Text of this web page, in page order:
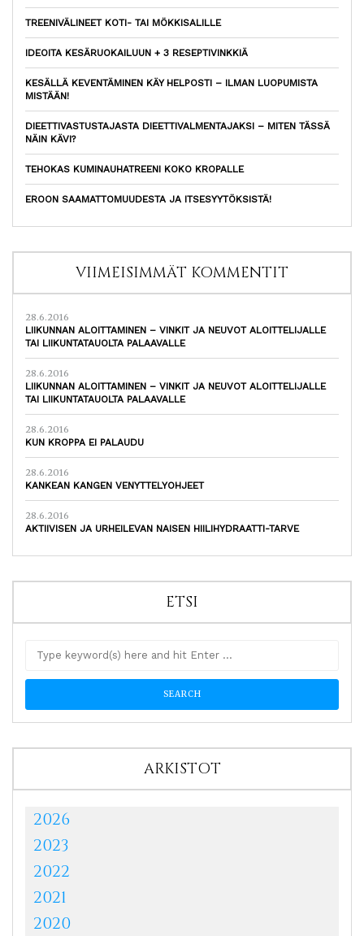
TREENIVÄLINEET KOTI- TAI MÖKKISALILLE
IDEOITA KESÄRUOKAILUUN + 3 RESEPTIVINKKIÄ
KESÄLLÄ KEVENTÄMINEN KÄY HELPOSTI – ILMAN LUOPUMISTA
MISTÄÄN!
DIEETTIVASTUSTAJASTA DIEETTIVALMENTAJAKSI – MITEN TÄSSÄ
NÄIN KÄVI?
TEHOKAS KUMINAUHATREENI KOKO KROPALLE
EROON SAAMATTOMUUDESTA JA ITSESYYTÖKSISTÄ!
VIIMEISIMMÄT KOMMENTIT
28.6.2016
LIIKUNNAN ALOITTAMINEN – VINKIT JA NEUVOT ALOITTELIJALLE
TAI LIIKUNTATAUOLTA PALAAVALLE
28.6.2016
LIIKUNNAN ALOITTAMINEN – VINKIT JA NEUVOT ALOITTELIJALLE
TAI LIIKUNTATAUOLTA PALAAVALLE
28.6.2016
KUN KROPPA EI PALAUDU
28.6.2016
KANKEAN KANGEN VENYTTELYOHJEET
28.6.2016
AKTIIVISEN JA URHEILEVAN NAISEN HIILIHYDRAATTI-TARVE
ETSI
ARKISTOT
2026
2023
2022
2021
2020